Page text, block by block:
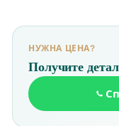
НУЖНА ЦЕНА?
Получите